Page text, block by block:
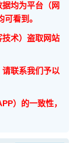
均为平台（网
看到。
术）盗取网站
联系我们予以
）的一致性，